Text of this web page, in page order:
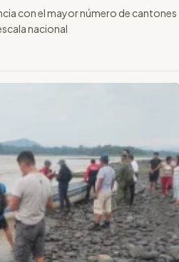
con el mayor número de cantones
nacional